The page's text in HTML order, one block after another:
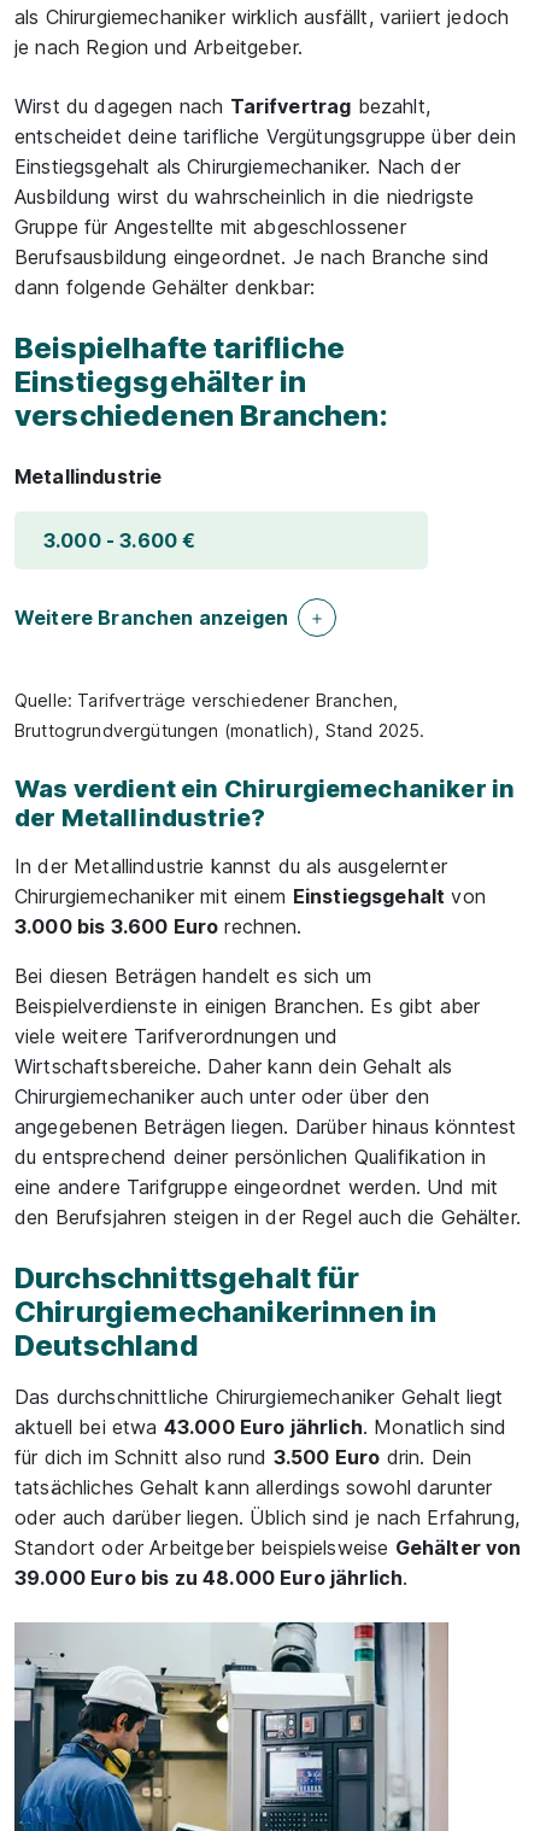
als Chirurgiemechaniker wirklich ausfällt, variiert jedoch
je nach Region und Arbeitgeber.
Wirst du dagegen nach Tarifvertrag bezahlt,
entscheidet deine tarifliche Vergütungsgruppe über dein
Einstiegsgehalt als Chirurgiemechaniker. Nach der
Ausbildung wirst du wahrscheinlich in die niedrigste
Gruppe für Angestellte mit abgeschlossener
Berufsausbildung eingeordnet. Je nach Branche sind
dann folgende Gehälter denkbar:
Beispielhafte tarifliche
Einstiegsgehälter in
verschiedenen Branchen:
Metallindustrie
3.000 - 3.600 €
Weitere Branchen anzeigen
Quelle: Tarifverträge verschiedener Branchen,
Bruttogrundvergütungen (monatlich), Stand 2025.
Was verdient ein Chirurgiemechaniker in
der Metallindustrie?
In der Metallindustrie kannst du als ausgelernter
Chirurgiemechaniker mit einem Einstiegsgehalt von
3.000 bis 3.600 Euro rechnen.
Bei diesen Beträgen handelt es sich um
Beispielverdienste in einigen Branchen. Es gibt aber
viele weitere Tarifverordnungen und
Wirtschaftsbereiche. Daher kann dein Gehalt als
Chirurgiemechaniker auch unter oder über den
angegebenen Beträgen liegen. Darüber hinaus könntest
du entsprechend deiner persönlichen Qualifikation in
eine andere Tarifgruppe eingeordnet werden. Und mit
den Berufsjahren steigen in der Regel auch die Gehälter.
Durchschnittsgehalt für
Chirurgiemechanikerinnen in
Deutschland
Das durchschnittliche Chirurgiemechaniker Gehalt liegt
aktuell bei etwa 43.000 Euro jährlich. Monatlich sind
für dich im Schnitt also rund 3.500 Euro drin. Dein
tatsächliches Gehalt kann allerdings sowohl darunter
oder auch darüber liegen. Üblich sind je nach Erfahrung,
Standort oder Arbeitgeber beispielsweise Gehälter von
39.000 Euro bis zu 48.000 Euro jährlich.